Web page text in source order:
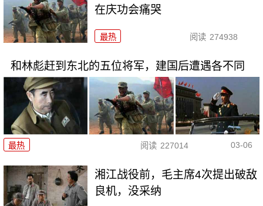
在庆功会痛哭
最热 阅读 274938
和林彪赶到东北的五位将军，建国后遭遇各不同
最热 阅读 227014 03-06
湘江战役前，毛主席4次提出破敌
良机，没采纳